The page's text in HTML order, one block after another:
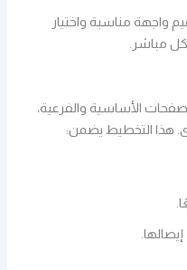
واجهة مناسبة واختيار
مباشر.
الأساسية والفرعية،
هذا التخطيط يضمن: